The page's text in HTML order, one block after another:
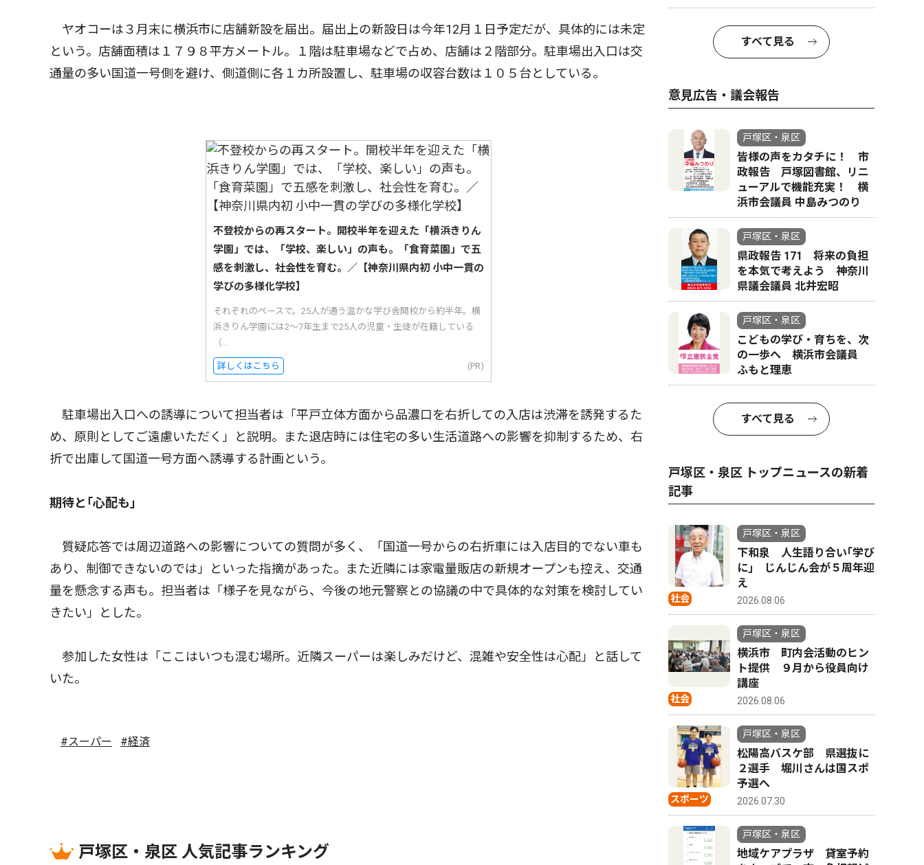
ヤオコーは３月末に横浜市に店舗新設を届出。届出上の新設日は今年12月１日予定だが、具体的には未定
という。店舗面積は１７９８平方メートル。１階は駐車場などで占め、店舗は２階部分。駐車場出入口は交
通量の多い国道一号側を避け、側道側に各１カ所設置し、駐車場の収容台数は１０５台としている。
不登校からの再スタート。開校半年を迎えた「横浜きりん
学園」では、「学校、楽しい」の声も。「食育菜園」で五
感を刺激し、社会性を育む。／【神奈川県内初 小中一貫の
学びの多様化学校】
それぞれのペースで。25人が通う温かな学び舎開校から約半年。横
浜きりん学園には2〜7年生まで25人の児童・生徒が在籍している
（...
詳しくはこちら (PR)
駐車場出入口への誘導について担当者は「平戸立体方面から品濃口を右折しての入店は渋滞を誘発するた
め、原則としてご遠慮いただく」と説明。また退店時には住宅の多い生活道路への影響を抑制するため、右
折で出庫して国道一号方面へ誘導する計画という。
期待と｢心配も｣
質疑応答では周辺道路への影響についての質問が多く、「国道一号からの右折車には入店目的でない車も
あり、制御できないのでは」といった指摘があった。また近隣には家電量販店の新規オープンも控え、交通
量を懸念する声も。担当者は「様子を見ながら、今後の地元警察との協議の中で具体的な対策を検討してい
きたい」とした。
参加した女性は「ここはいつも混む場所。近隣スーパーは楽しみだけど、混雑や安全性は心配」と話して
いた。
#スーパー #経済
戸塚区・泉区 人気記事ランキング
すべて見る
意見広告・議会報告
戸塚区・泉区
皆様の声をカタチに！ 市
政報告 戸塚図書館、リニ
ューアルで機能充実！ 横
浜市会議員 中島みつのり
戸塚区・泉区
県政報告 171 将来の負担
を本気で考えよう 神奈川
県議会議員 北井宏昭
戸塚区・泉区
こどもの学び・育ちを、次
の一歩へ 横浜市会議員
ふもと理恵
すべて見る
戸塚区・泉区 トップニュースの新着
記事
社会
戸塚区・泉区
下和泉 人生語り合い｢学び
に｣ じんじん会が５周年迎
え
2026.08.06
社会
戸塚区・泉区
横浜市 町内会活動のヒン
ト提供 ９月から役員向け
講座
2026.08.06
スポーツ
戸塚区・泉区
松陽高バスケ部 県選抜に
２選手 堀川さんは国スポ
予選へ
2026.07.30
戸塚区・泉区
地域ケアプラザ 貸室予約